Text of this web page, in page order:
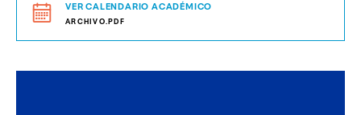
VER CALENDARIO ACADÉMICO
ARCHIVO.PDF